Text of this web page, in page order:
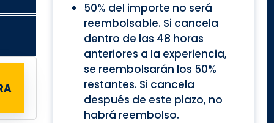
50% del importe no será
reembolsable. Si cancela
dentro de las 48 horas
anteriores a la experiencia,
se reembolsarán los 50%
restantes. Si cancela
después de este plazo, no
habrá reembolso.